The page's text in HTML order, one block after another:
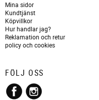
Mina sidor
Kundtjänst
Köpvillkor
Hur handlar jag?
Reklamation och retur
policy och cookies
FÖLJ OSS